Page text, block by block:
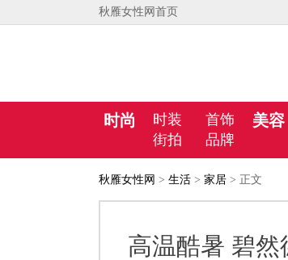
秋雁女性网首页
时尚 时装
首饰
街拍
品牌
美容
秋雁女性网 > 生活 > 家居 > 正文
高温酷暑 碧然